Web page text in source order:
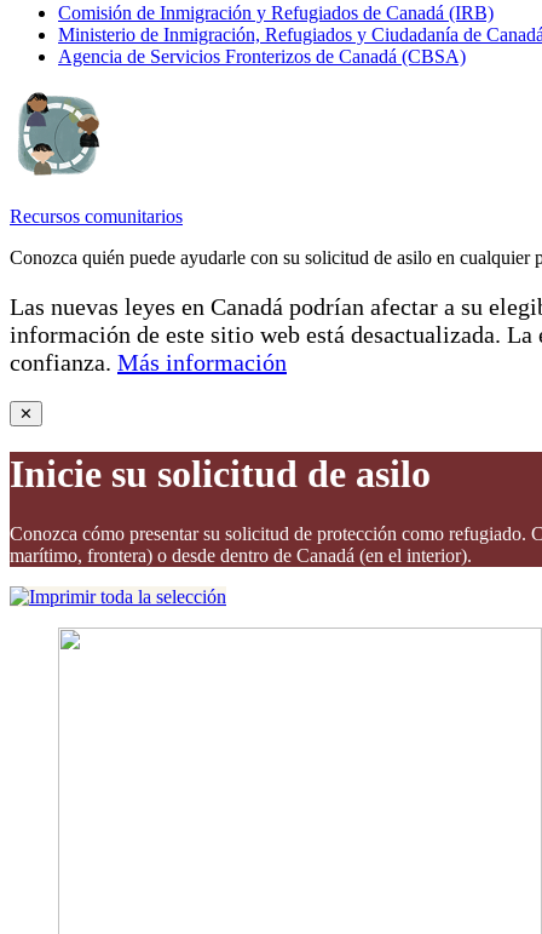
Comisión de Inmigración y Refugiados de Canadá (IRB)
Ministerio de Inmigración, Refugiados y Ciudadanía de
Agencia de Servicios Fronterizos de Canadá (CBSA)
Recursos comunitarios
Conozca quién puede ayudarle con su solicitud de asilo en cualquier
Las nuevas leyes en Canadá podrían afectar a su
información de este sitio web está desactualizada.
confianza. Más información
✕
Inicie su solicitud de asilo
Conozca cómo presentar su solicitud de protección como refugiado.
marítimo, frontera) o desde dentro de Canadá (en el interior).